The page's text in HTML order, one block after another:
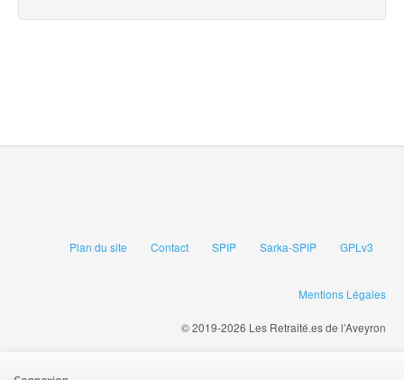
Plan du site Contact SPIP Sarka-SPIP GPLv3
Mentions Légales
© 2019-2026 Les Retraité.es de l’Aveyron